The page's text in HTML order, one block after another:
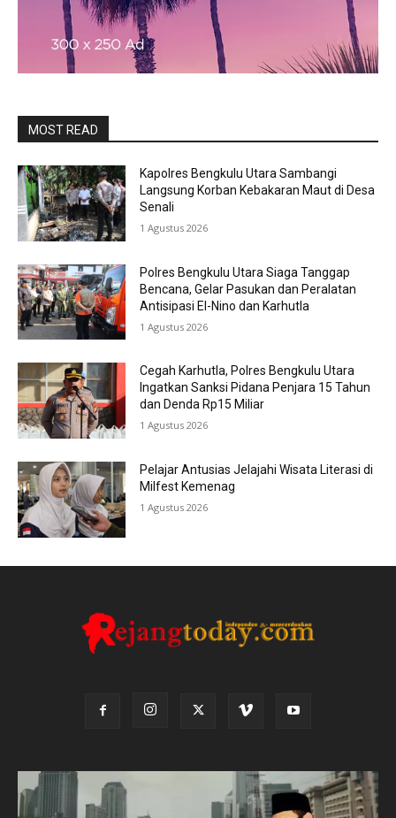
MOST READ
Kapolres Bengkulu Utara Sambangi
Langsung Korban Kebakaran Maut di Desa
Senali
1 Agustus 2026
Polres Bengkulu Utara Siaga Tanggap
Bencana, Gelar Pasukan dan Peralatan
Antisipasi El-Nino dan Karhutla
1 Agustus 2026
Cegah Karhutla, Polres Bengkulu Utara
Ingatkan Sanksi Pidana Penjara 15 Tahun
dan Denda Rp15 Miliar
1 Agustus 2026
Pelajar Antusias Jelajahi Wisata Literasi di
Milfest Kemenag
1 Agustus 2026